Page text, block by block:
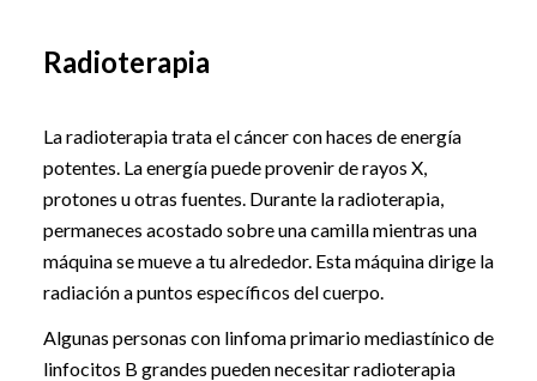
Radioterapia
La radioterapia trata el cáncer con haces de energía
potentes. La energía puede provenir de rayos X,
protones u otras fuentes. Durante la radioterapia,
permaneces acostado sobre una camilla mientras una
máquina se mueve a tu alrededor. Esta máquina dirige la
radiación a puntos específicos del cuerpo.
Algunas personas con linfoma primario mediastínico de
linfocitos B grandes pueden necesitar radioterapia